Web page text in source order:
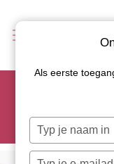
Scoor je
Let op: de actie
Als eerste
Typ
je
naam
Typ